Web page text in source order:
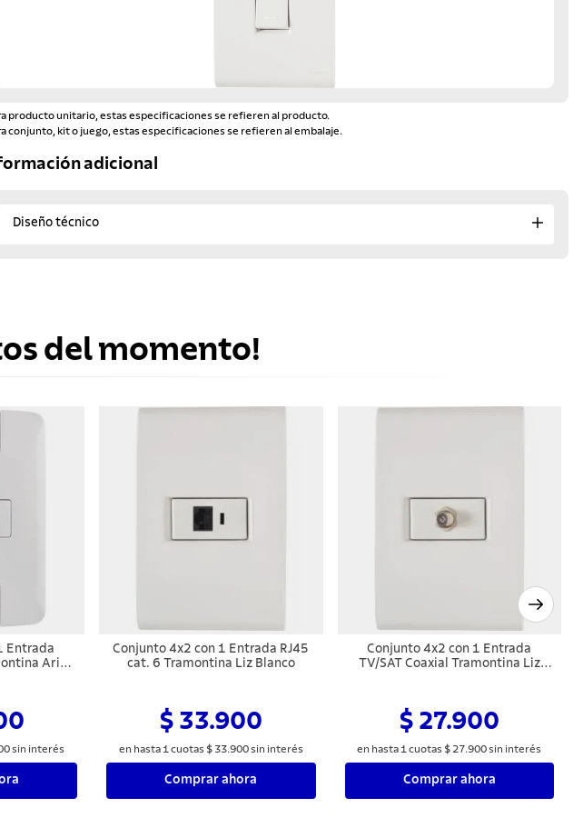
producto unitario, estas especificaciones se refieren al producto.
conjunto, kit o juego, estas especificaciones se refieren al embalaje.
adicional
Diseño técnico
del momento!
Entrada
Aria
sin interés
Conjunto 4x2 con 1 Entrada RJ45
cat. 6 Tramontina Liz Blanco
$ 33.900
en hasta 1 cuotas $ 33.900sin interés
Comprar ahora
Conjunto 4x2 con 1 Entrada
TV/SAT Coaxial Tramontina Liz
$ 27.900
en hasta 1 cuotas $ 27.900sin interés
Comprar ahora